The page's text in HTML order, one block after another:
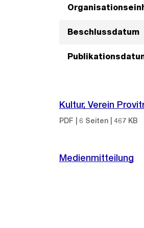
Beschlussdatum
Kultur, Verein
PDF | 6 Seiten | 467 KB
Medienmitteilung